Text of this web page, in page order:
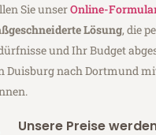
Sie unserOnline-
Lösung, die
und Ihr Budget
Duisburg nach Dortmund
Unsere Preise